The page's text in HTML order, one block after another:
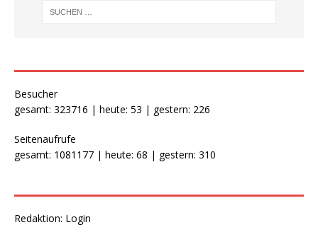
Besucher
gesamt: 323716 | heute: 53 | gestern: 226
Seitenaufrufe
gesamt: 1081177 | heute: 68 | gestern: 310
Redaktion: Login